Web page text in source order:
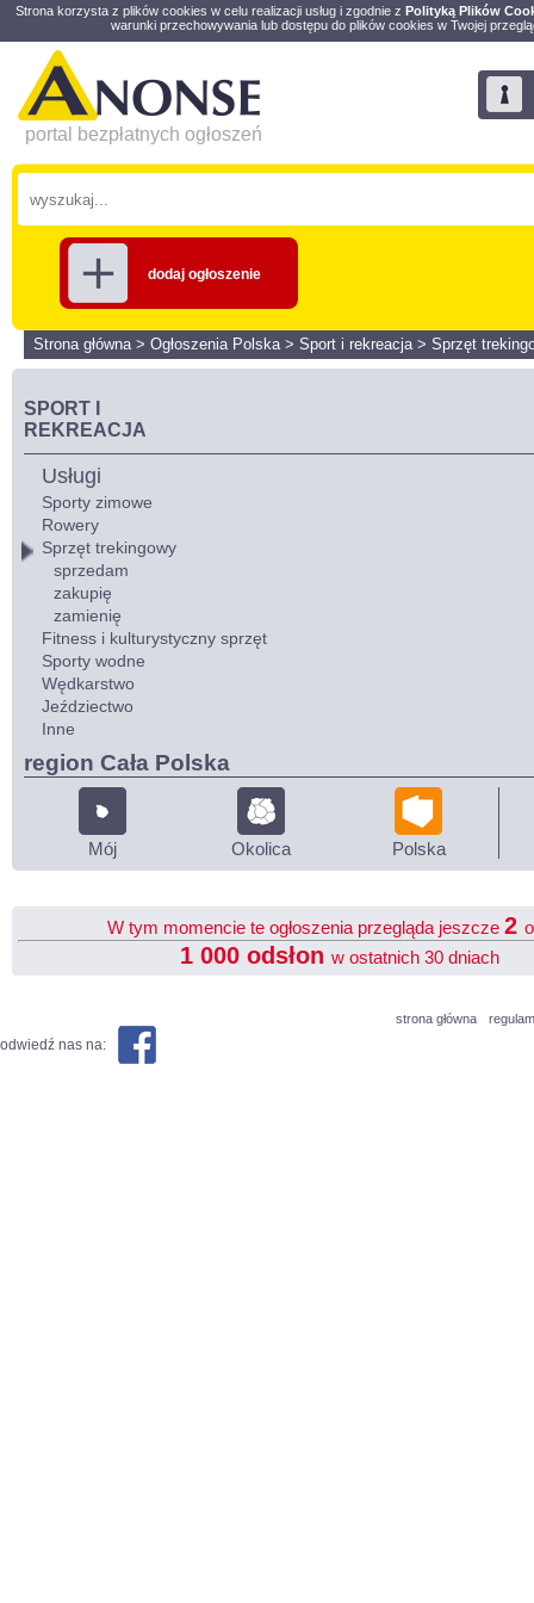
Strona korzysta z plików cookies w celu realizacji usług i zgodnie z Polityką Plików
warunki przechowywania lub dostępu do plików cookies w Twojej
portal bezpłatnych ogłoszeń
dodaj ogłoszenie
Strona główna> Ogłoszenia Polska> Sport i rekreacja> Sprzęt
SPORT I
REKREACJA
Usługi
Sporty zimowe
Rowery
Sprzęt trekingowy
sprzedam
zakupię
zamienię
Fitness i kulturystyczny sprzęt
Sporty wodne
Wędkarstwo
Jeździectwo
Inne
region Cała Polska
Mój Okolica Polska
W tym momencie te ogłoszenia przegląda jeszcze 2
1 000 odsłon w ostatnich 30 dniach
strona główna
odwiedź nas na: